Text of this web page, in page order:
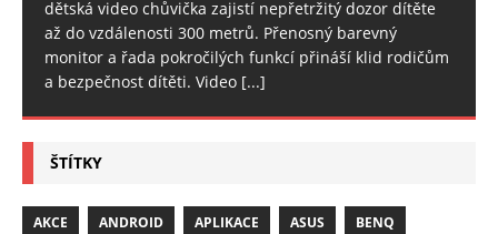
dětská video chůvička zajistí nepřetržitý dozor dítěte
až do vzdálenosti 300 metrů. Přenosný barevný
monitor a řada pokročilých funkcí přináší klid rodičům
a bezpečnost dítěti. Video [...]
ŠTÍTKY
AKCE ANDROID APLIKACE ASUS BENQ